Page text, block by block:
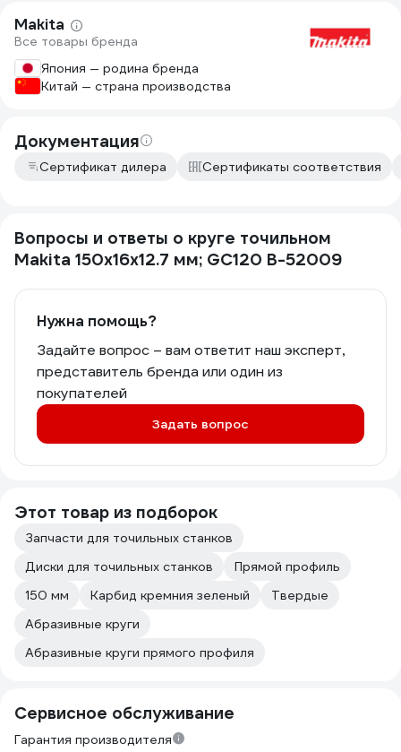
встал без люфта, даже пришлось
применить усилие. 15 грластилина
легко компенсировались штатной
шайбой с балансирующими грузиками.
Вибрация при работе
сторонних производителей, мучался с
их балансировкой. С этим диском
установка заняла 10 мин.
Makita
Все товары бренда
Япония — родина бренда
Китай — страна производства
Документация
Сертификат дилера Сертификаты соответствия
Вопросы и ответы о круге точильном
Makita 150х16х12.7 мм; GC120 B-52009
Нужна помощь?
Задайте вопрос – вам ответит наш эксперт,
представитель бренда или один из
покупателей
Задать вопрос
Этот товар из подборок
Запчасти для точильных станков
Диски для точильных станков
Прямой профиль
150 мм
Карбид кремния зеленый
Твердые
Абразивные круги
Абразивные круги прямого профиля
Сервисное обслуживание
Гарантия производителя